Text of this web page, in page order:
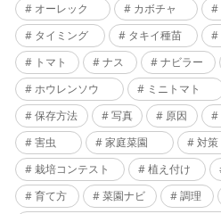
オーレック
カボチャ
タイミング
タキイ種苗
トマト
ナス ナビラー
ホウレンソウ
ミニトマト
保存方法
写真 原因
害虫
家庭菜園 対策
栽培コンテスト
植え付け
育て方
菜園ナビ 調理